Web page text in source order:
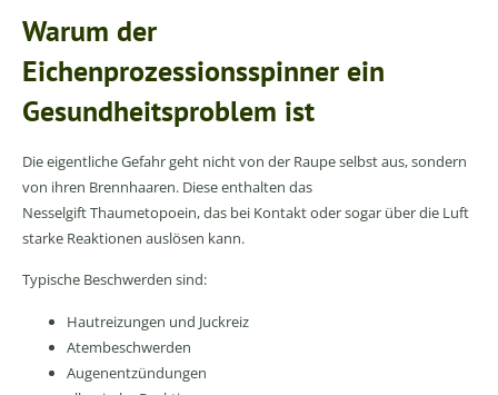
Warum der
Eichenprozessionsspinner ein
Gesundheitsproblem ist
Die eigentliche Gefahr geht nicht von der Raupe selbst aus, sondern
von ihren Brennhaaren. Diese enthalten das
Nesselgift Thaumetopoein, das bei Kontakt oder sogar über die Luft
starke Reaktionen auslösen kann.
Typische Beschwerden sind:
Hautreizungen und Juckreiz
Atembeschwerden
Augenentzündungen